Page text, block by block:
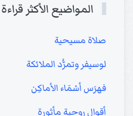
المواضيع الأكثر قراءة
صلاة مسيحية
لوسيفر وتمرُّد الملائكة
فهرَس أسْمَاء الأماكِن
أقوال روحية مأثورة